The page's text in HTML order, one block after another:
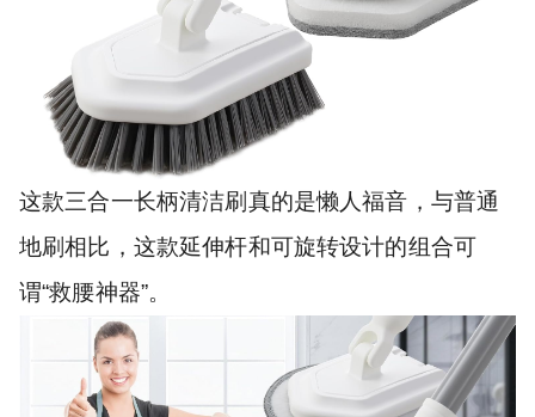
这款三合一长柄清洁刷真的是懒人福音，与普通
地刷相比，这款延伸杆和可旋转设计的组合可
谓“救腰神器”。